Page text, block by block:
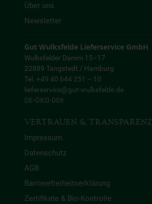
Über uns
Newsletter
Gut Wulksfelde Lieferservice GmbH
Wulksfelder Damm 15–17
22889 Tangstedt / Hamburg
Tel. +49 40 644 251 – 10
lieferservice@gut-wulksfelde.de
DE-ÖKO-006
VERTRAUEN & TRANSPARENZ
Impressum
Datenschutz
AGB
Barrierefreiheitserklärung
Zertifikate & Bio-Kontrolle